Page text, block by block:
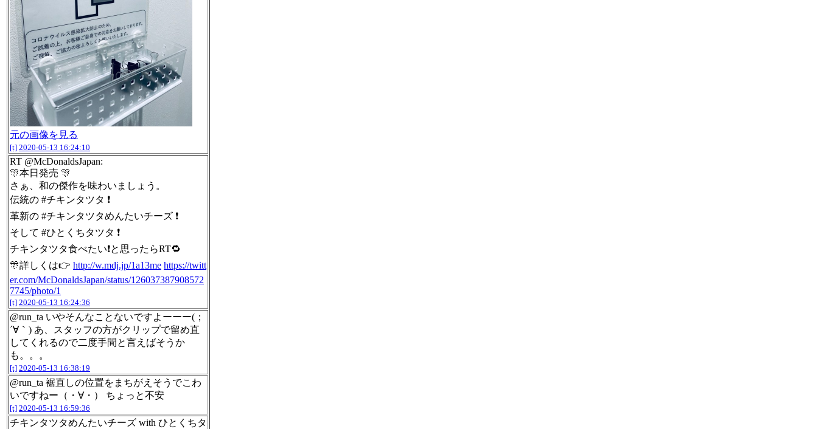
元の画像を見る
[t] 2020-05-13 16:24:10
RT @McDonaldsJapan:
🎊本日発売 🎊
さぁ、和の傑作を味わいましょう。
伝統の #チキンタツタ ❗️
革新の #チキンタツタめんたいチーズ ❗️
そして #ひとくちタツタ ❗️
チキンタツタ食べたい❗️と思ったらRT🔁
🎊詳しくは👉 http://w.mdj.jp/1a13me https://twitt
er.com/McDonaldsJapan/status/126037387908572
7745/photo/1
[t] 2020-05-13 16:24:36
@run_ta いやそんなことないですよーーー(；
´∀｀) あ、スタッフの方がクリップで留め直
してくれるので二度手間と言えばそうか
も。。。
[t] 2020-05-13 16:38:19
@run_ta 裾直しの位置をまちがえそうでこわ
いですねー（・∀・） ちょっと不安
[t] 2020-05-13 16:59:36
チキンタツタめんたいチーズ with ひとくちタ